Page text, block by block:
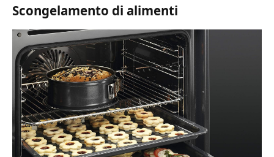
Scongelamento di alimenti